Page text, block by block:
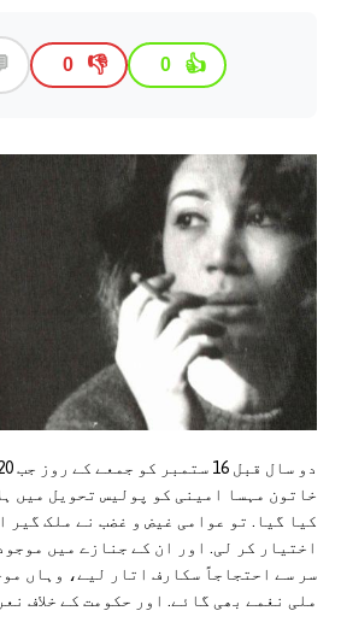
👍
0
👎
0
خاتون مہسا امینی کو پولیس تحویل میں
کیا گیا. تو عوامی غیض و غضب نے ملک گیر
اختیار کر لی. اور ان کے جنازے میں
سر سے احتجاجاً سکارف اتار لیے، وہاں
ملی نغمے بھی گائے. اور حکومت کے خلاف